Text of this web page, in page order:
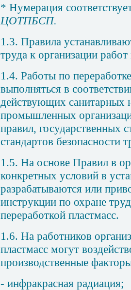
* Нумерация
ЦОТПБСП.
1.3. Правила
труда к организации
1.4. Работы по
выполняться в
действующих санитарных
промышленных
правил, государственных
стандартов безопасности
1.5. На основе Правил в
конкретных условий в
разрабатываются или
инструкции по охране
переработкой пластмасс.
1.6. На работников
пластмасс могут
производственные
- инфракрасная радиация;